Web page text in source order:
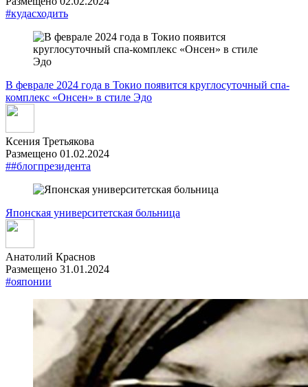
#кудасходить
В феврале 2024 года в Токио появится круглосуточный спа-
комплекс «Онсен» в стиле Эдо
Ксения Третьякова
Размещено 01.02.2024
##блогпрезидента
Японская университетская больница
Анатолий Краснов
Размещено 31.01.2024
#ояпонии